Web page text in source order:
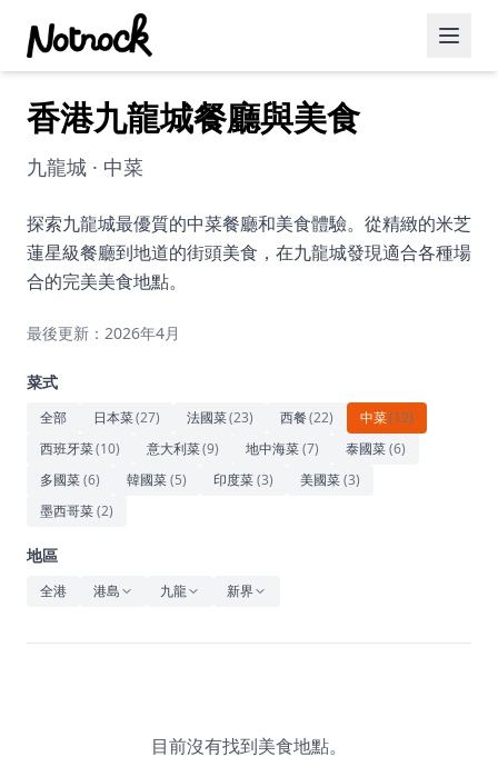
精選活動
博客文章
約會好去處
美食佳餚
藝術文化
休閒
音樂
香港九龍城餐廳與美食
九龍城 · 中菜
探索九龍城最優質的中菜餐廳和美食體驗。從精緻的米芝
蓮星級餐廳到地道的街頭美食，在九龍城發現適合各種場
合的完美美食地點。
最後更新：2026年4月
菜式
全部 日本菜(27) 法國菜(23) 西餐(22) 中菜(12)
西班牙菜(10) 意大利菜(9) 地中海菜(7) 泰國菜(6)
多國菜(6) 韓國菜(5) 印度菜(3) 美國菜(3)
墨西哥菜(2)
地區
全港 港島 九龍 新界
目前沒有找到美食地點。